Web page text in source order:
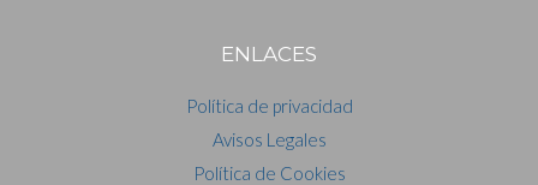
ENLACES
Política de privacidad
Avisos Legales
Política de Cookies